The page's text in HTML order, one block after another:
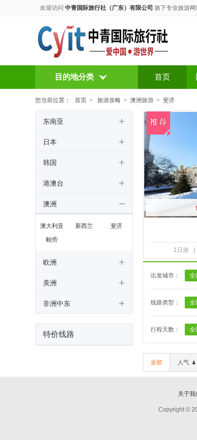
欢迎访问 中青国际旅行社（广东）有限公司 旗下专业旅游网
目的地分类 首页
您当前位置： 首页 > 旅游攻略 > 澳洲旅游 > 斐济
1日游
出发城市： 全
线路类型： 全
行程天数： 全
全部 人气
东南亚
日本
韩国
港澳台
澳洲
澳大利亚 新西兰
斐济
帕劳
欧洲
美洲
非洲中东
特价线路
关于我
Copyright ©